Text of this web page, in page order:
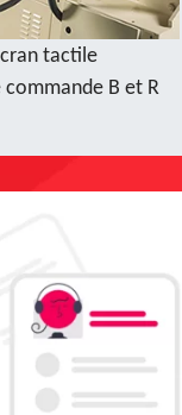
tactile
B et R